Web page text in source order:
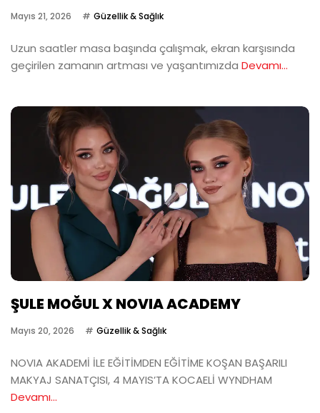
Mayıs 21, 2026 Güzellik & Sağlık
Uzun saatler masa başında çalışmak, ekran karşısında
geçirilen zamanın artması ve yaşantımızda Devamı...
ŞULE MOĞUL X NOVIA ACADEMY
Mayıs 20, 2026 Güzellik & Sağlık
NOVIA AKADEMİ İLE EĞİTİMDEN EĞİTİME KOŞAN BAŞARILI
MAKYAJ SANATÇISI, 4 MAYIS’TA KOCAELİ WYNDHAM
Devamı...